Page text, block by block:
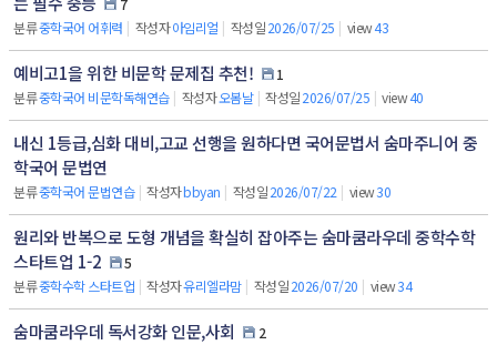
7
분류중학국어 어휘력 | 작성자아임리얼 | 작성일2026/07/25 | view43
예비고1을 위한 비문학 문제집 추천!
1
분류중학국어 비문학독해연습 | 작성자오봄날 | 작성일2026/07/25 | view40
내신 1등급,심화 대비,고교 선행을 원하다면 국어문법서 숨마주니어 중
학국어 문법연
분류중학국어 문법연습 | 작성자bbyan | 작성일2026/07/22 | view30
원리와 반복으로 도형 개념을 확실히 잡아주는 숨마쿰라우데 중학수학
스타트업 1-2
5
분류중학수학 스타트업 | 작성자유리엘라맘 | 작성일2026/07/20 | view34
숨마쿰라우데 독서강화 인문,사회
2